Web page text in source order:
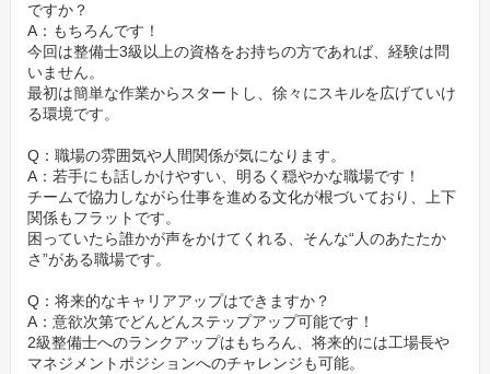
ですか？
A：もちろんです！
今回は整備士3級以上の資格をお持ちの方であれば、経験は問
いません。
最初は簡単な作業からスタートし、徐々にスキルを広げていけ
る環境です。
Q：職場の雰囲気や人間関係が気になります。
A：若手にも話しかけやすい、明るく穏やかな職場です！
チームで協力しながら仕事を進める文化が根づいており、上下
関係もフラットです。
困っていたら誰かが声をかけてくれる、そんな“人のあたたか
さ”がある職場です。
Q：将来的なキャリアアップはできますか？
A：意欲次第でどんどんステップアップ可能です！
2級整備士へのランクアップはもちろん、将来的には工場長や
マネジメントポジションへのチャレンジも可能。